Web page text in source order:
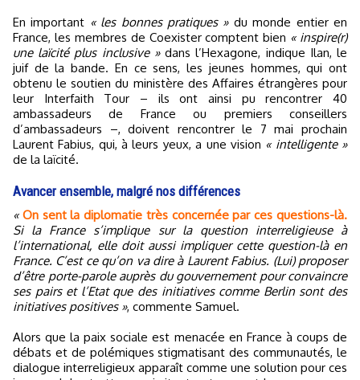
En important « les bonnes pratiques »du monde entier en
France, les membres de Coexister comptent bien « inspire(r)
une laïcité plus inclusive »dans l’Hexagone, indique Ilan, le
juif de la bande. En ce sens, les jeunes hommes, qui ont
obtenu le soutien du ministère des Affaires étrangères pour
leur Interfaith Tour – ils ont ainsi pu rencontrer 40
ambassadeurs de France ou premiers conseillers
d’ambassadeurs –, doivent rencontrer le 7 mai prochain
Laurent Fabius, qui, à leurs yeux, a une vision « intelligente »
de la laïcité.
Avancer ensemble, malgré nos différences
« On sent la diplomatie très concernée par ces questions-là.
Si la France s’implique sur la question interreligieuse à
l’international, elle doit aussi impliquer cette question-là en
France. C’est ce qu’on va dire à Laurent Fabius. (Lui) proposer
d’être porte-parole auprès du gouvernement pour convaincre
ses pairs et l’Etat que des initiatives comme Berlin sont des
initiatives positives », commente Samuel.
Alors que la paix sociale est menacée en France à coups de
débats et de polémiques stigmatisant des communautés, le
dialogue interreligieux apparaît comme une solution pour ces